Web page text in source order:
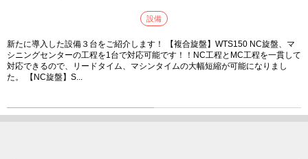
設備
新たに導入した設備３台をご紹介します！ 【複合旋盤】WTS150 NC旋盤、マ
シニングセンターの工程を1台で対応可能です！！NC工程とMC工程を一貫して
対応できるので、リードタイム、マシンタイムの大幅短縮が可能になりまし
た。 【NC旋盤】S...